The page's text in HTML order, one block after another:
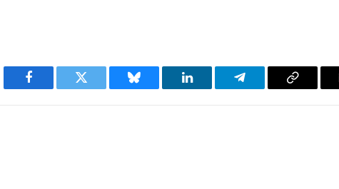
Facebook Twitter Bluesky LinkedIn Telegram Copy